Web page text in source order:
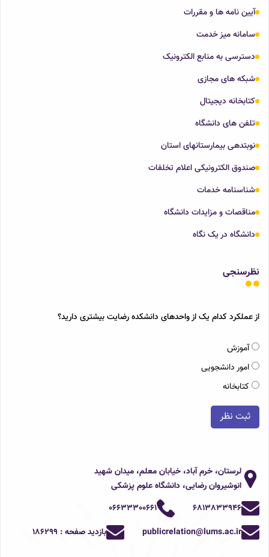
آیین نامه ها و مقررات
سامانه میز خدمت
دسترسی به منابع الکترونیک
شبکه های مجازی
کتابخانه دیجیتال
تلفن های دانشگاه
نوبتدهی بیمارستانهای استان
صندوق الکترونیکی اعلام تخلفات
شناسنامه خدمات
مناقصات و مزایدات دانشگاه
دانشگاه در یک نگاه
نظرسنجی
از عملکرد کدام یک از واحدهای دانشکده رضایت بیشتری دارید؟
آموزش
امور دانشجویی
کتابخانه
ثبت نظر
لرستان، خرم آباد، خیابان معلم، میدان شهید
انوشیروان رضایی، دانشگاه علوم پزشکی
6813833946
06633300661
publicrelation@lums.ac.ir
بازدید صفحه : 186299